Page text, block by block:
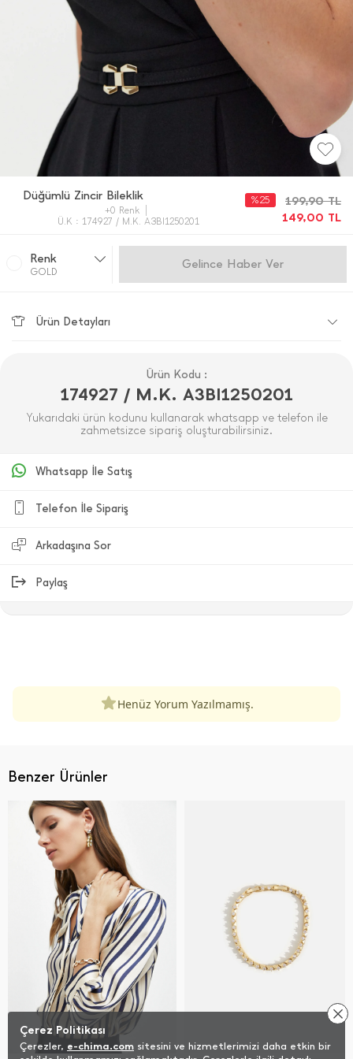
Düğümlü Zincir Bileklik
+0 Renk
Ü.K : 174927 / M.K. A3BI1250201
199,90TL
149,00 TL
%25
Renk
GOLD
Gelince Haber Ver
Ürün Detayları
Ürün Kodu :
174927 / M.K. A3BI1250201
Yukarıdaki ürün kodunu kullanarak whatsapp ve telefon ile
zahmetsizce sipariş oluşturabilirsiniz.
Whatsapp İle Satış
Telefon İle Sipariş
Arkadaşına Sor
Paylaş
Henüz Yorum Yazılmamış.
Benzer Ürünler
Çerez Politikası
Çerezler, e-chima.com sitesini ve hizmetlerimizi daha etkin bir